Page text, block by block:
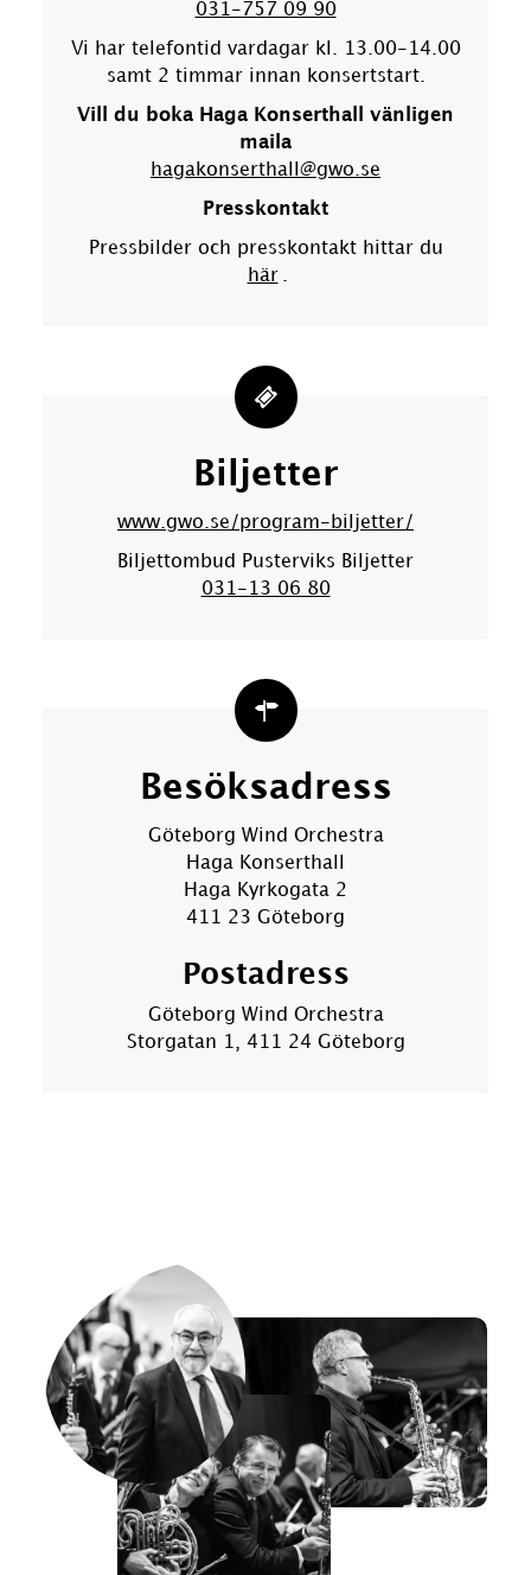
031-757 09 90
Vi har telefontid vardagar kl. 13.00-14.00
samt 2 timmar innan konsertstart.
Vill du boka Haga Konserthall vänligen
maila
hagakonserthall@gwo.se
Presskontakt
Pressbilder och presskontakt hittar du
här .
Biljetter
www.gwo.se/program-biljetter/
Biljettombud Pusterviks Biljetter
031-13 06 80
Besöksadress
Göteborg Wind Orchestra
Haga Konserthall
Haga Kyrkogata 2
411 23 Göteborg
Postadress
Göteborg Wind Orchestra
Storgatan 1, 411 24 Göteborg